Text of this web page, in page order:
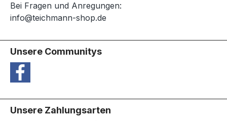
Bei Fragen und Anregungen:
info@teichmann-shop.de
Unsere Communitys
Unsere Zahlungsarten